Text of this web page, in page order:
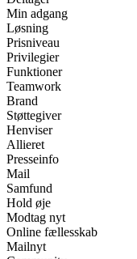
Min adgang
Løsning
Prisniveau
Privilegier
Funktioner
Teamwork
Brand
Støttegiver
Henviser
Allieret
Presseinfo
Mail
Samfund
Hold øje
Modtag nyt
Online fællesskab
Mailnyt